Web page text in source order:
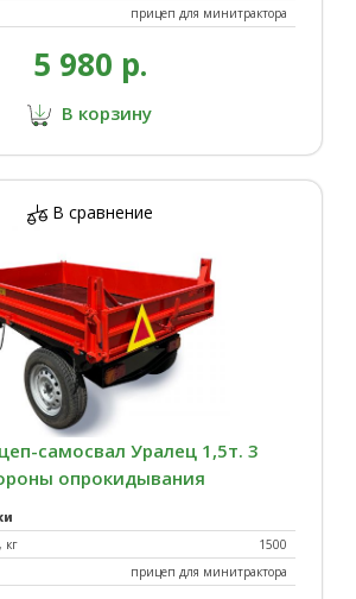
прицеп для минитрактора
5 980 р.
В корзину
В сравнение
самосвал Уралец 1,5т. 3
опрокидывания
кг
1500
прицеп для минитрактора